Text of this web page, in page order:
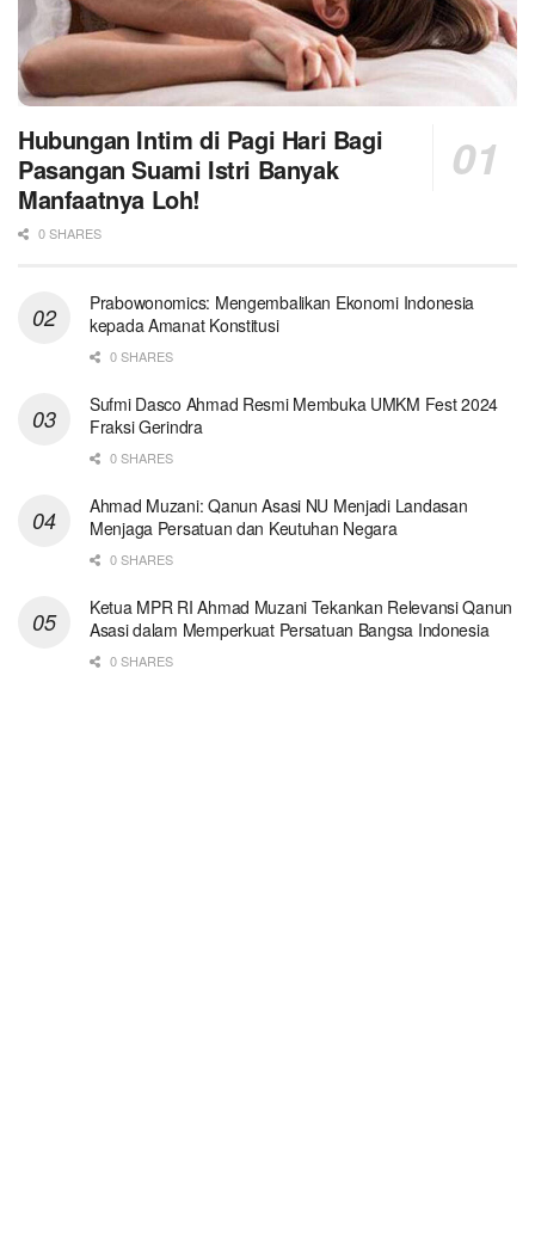
Hubungan Intim di Pagi Hari Bagi
Pasangan Suami Istri Banyak
Manfaatnya Loh!
0 SHARES
Prabowonomics: Mengembalikan Ekonomi Indonesia
kepada Amanat Konstitusi
0 SHARES
Sufmi Dasco Ahmad Resmi Membuka UMKM Fest 2024
Fraksi Gerindra
0 SHARES
Ahmad Muzani: Qanun Asasi NU Menjadi Landasan
Menjaga Persatuan dan Keutuhan Negara
0 SHARES
Ketua MPR RI Ahmad Muzani Tekankan Relevansi Qanun
Asasi dalam Memperkuat Persatuan Bangsa Indonesia
0 SHARES